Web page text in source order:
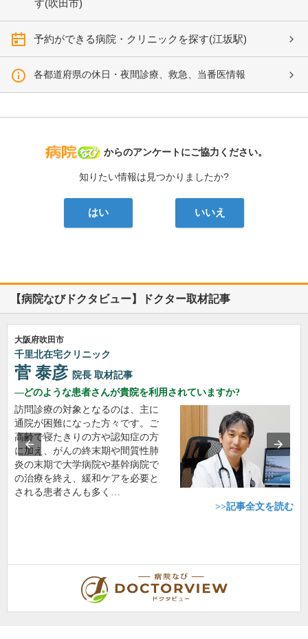
す(吹田市)
予約ができる病院・クリニックを探す(江坂駅)
各都道府県の休日・夜間診療、救急、当番医情報
病院なび
からのアンケートにご協力ください。
知りたい情報は見つかりましたか?
はい いいえ
【病院なびドクタビュー】ドクター取材記事
大阪府吹田市
千里北在宅クリニック
菅 泰彦 院長 取材記事
どのような患者さんが貴院を利用されていますか?
訪問診療の対象となるのは、主に
通院が困難になった方々です。ご
高齢で寝たきりの方や認知症の方
に加え、がんの終末期や間質性肺
炎の末期で大学病院や基幹病院で
の治療を終え、緩和ケアを必要と
される患者さんも多く…
>>記事全文を読む